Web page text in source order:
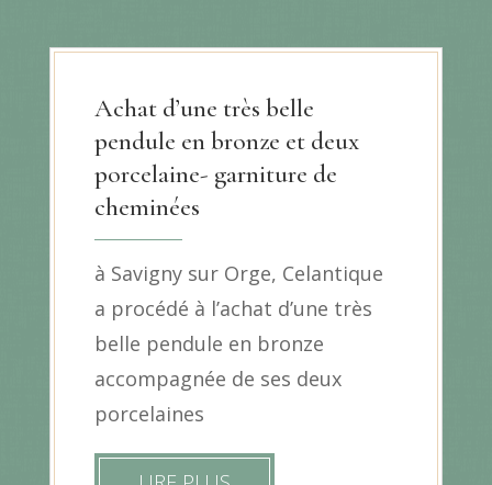
Achat d’une très belle
pendule en bronze et deux
porcelaine- garniture de
cheminées
à Savigny sur Orge, Celantique
a procédé à l’achat d’une très
belle pendule en bronze
accompagnée de ses deux
porcelaines